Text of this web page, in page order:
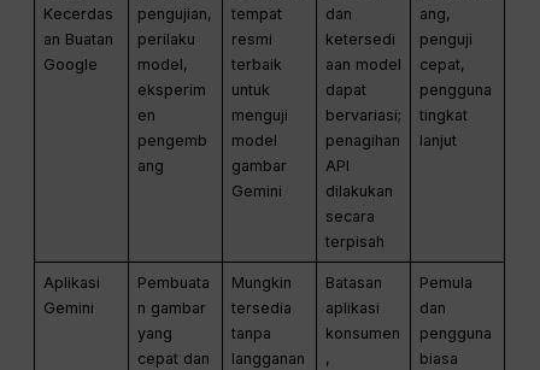
Kecerdas
an Buatan
Google
pengujian,
perilaku
model,
eksperim
en
pengemb
ang
tempat
resmi
terbaik
untuk
menguji
model
gambar
Gemini
dan
ketersedi
aan model
dapat
bervariasi;
penagihan
API
dilakukan
secara
terpisah
ang,
penguji
cepat,
pengguna
tingkat
lanjut
Aplikasi
Gemini
Pembuata
n gambar
yang
cepat dan
Mungkin
tersedia
tanpa
langganan
Batasan
aplikasi
konsumen
,
Pemula
dan
pengguna
biasa